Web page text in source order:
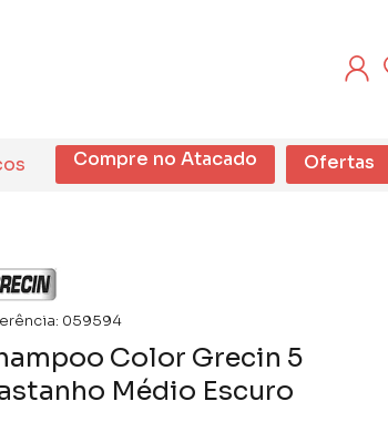
Compre no Atacado Ofertas
059594
Color Grecin 5
Médio Escuro